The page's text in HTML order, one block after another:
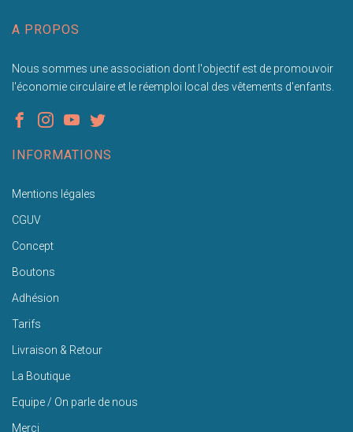
A PROPOS
Nous sommes une association dont l'objectif est de promouvoir
l'économie circulaire et le réemploi local des vêtements d'enfants.
INFORMATIONS
Mentions légales
CGUV
Concept
Boutons
Adhésion
Tarifs
Livraison & Retour
La Boutique
Equipe / On parle de nous
Merci